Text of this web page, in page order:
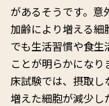
があるそうです。意
加齢により増える細
でも生活習慣や食生
ことが明らかにな
床試験では、摂取し
増えた細胞が減少し